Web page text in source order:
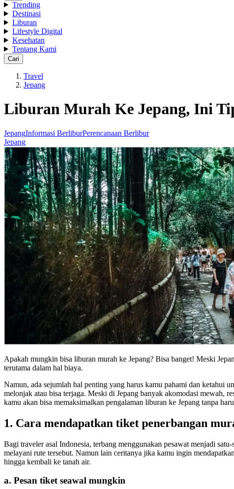
Trending
Destinasi
Liburan
Lifestyle Digital
Kesehatan
Tentang Kami
Cari
Travel
Jepang
Liburan Murah Ke Jepang, Ini
JepangInformasi BerliburPerencanaan Berlibur
Jepang
Apakah mungkin bisa liburan murah ke Jepang? Bisa banget! Meski
terutama dalam hal biaya.
Namun, ada sejumlah hal penting yang harus kamu pahami dan ketahui
melonjak atau bisa terjaga. Meski di Jepang banyak akomodasi mewah,
kamu akan bisa memaksimalkan pengalaman liburan ke Jepang tanpa
1. Cara mendapatkan tiket penerbangan
Bagi traveler asal Indonesia, terbang menggunakan pesawat menjadi
melayani rute tersebut. Namun lain ceritanya jika kamu ingin
hingga kembali ke tanah air.
a. Pesan tiket seawal mungkin